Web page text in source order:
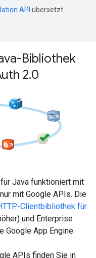
API übersetzt.
Bibliothek
2.0
Java funktioniert mit
mit Google APIs. Die
Clientbibliothek für
und Enterprise
Google App Engine.
APIs finden Sie in